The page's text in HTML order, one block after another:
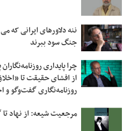
ننه دلاورهای ایرانی که
جنگ سود ببرند
چرا پایداری
از افشای حقیقت تا
روزنامه‌نگاری گفت‌وگو و
مرجعیت شیعه: از نهاد تا